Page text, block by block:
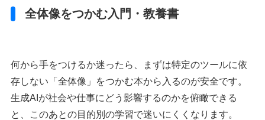
全体像をつかむ入門・教養書
何から手をつけるか迷ったら、まずは特定のツールに依
存しない「全体像」をつかむ本から入るのが安全です。
生成AIが社会や仕事にどう影響するのかを俯瞰できる
と、このあとの目的別の学習で迷いにくくなります。